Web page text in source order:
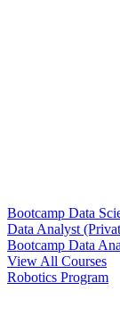
Bootcamp Data
Data Analyst
Bootcamp Data
View All Courses
Robotics Program